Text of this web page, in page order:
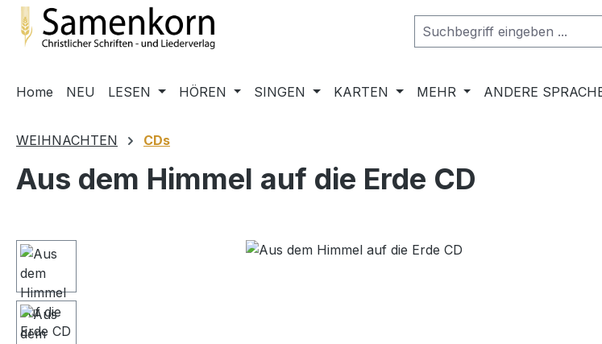
Hauptinhalt springen
Zur Suche springen
Zur Hauptnavigation springen
Home NEU LESEN HÖREN SINGEN KARTEN MEHR ANDERE
WEIHNACHTEN CDs
Aus dem Himmel auf die Erde CD
Bildergalerie überspringen